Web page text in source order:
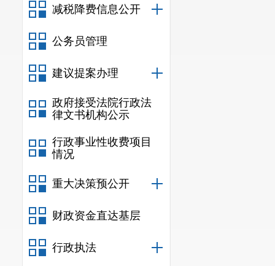
减税降费信息公开
公务员管理
建议提案办理
政府接受法院行政法
律文书机构公示
行政事业性收费项目
情况
重大决策预公开
财政资金直达基层
行政执法